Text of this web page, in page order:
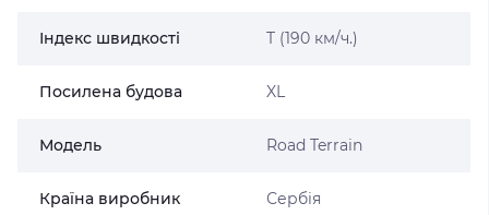
Індекс швидкості T (190 км/ч.)
Посилена будова XL
Модель Road Terrain
Країна виробник Сербія